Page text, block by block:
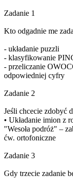
Zadanie 1
Kto odgadnie me
- układanie puzzli
- klasyfikowanie
- przeliczanie
odpowiedniej cyfry
Zadanie 2
Jeśli chcecie zdobyć
• Układanie imion z
"Wesoła podróż" –
ćw. ortofoniczne
Zadanie 3
Gdy trzecie zadanie